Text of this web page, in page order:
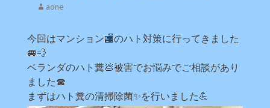
aone
今回はマンション🏬のハト対策に行ってきました
🚐💨
ベランダのハト糞💩被害でお悩みでご相談があり
ました☎
まずはハト糞の清掃除菌✨を行いました💪